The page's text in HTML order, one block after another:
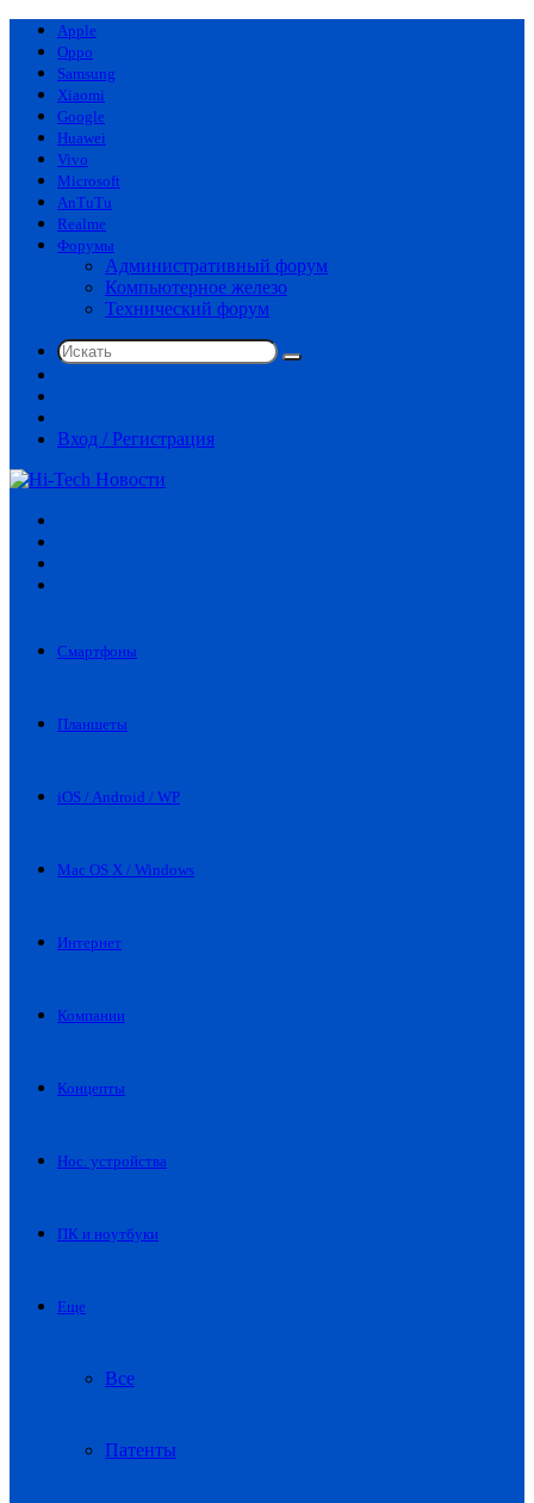
Apple
Oppo
Samsung
Xiaomi
Google
Huawei
Vivo
Microsoft
AnTuTu
Realme
Форумы
Административный форум
Компьютерное железо
Технический форум
Искать
статья
Вход / Регистрация
Смартфоны
Планшеты
iOS / Android / WP
Mac OS X / Windows
Интернет
Компании
Концепты
Нос. устройства
ПК и ноутбуки
Еще
Все
Патенты